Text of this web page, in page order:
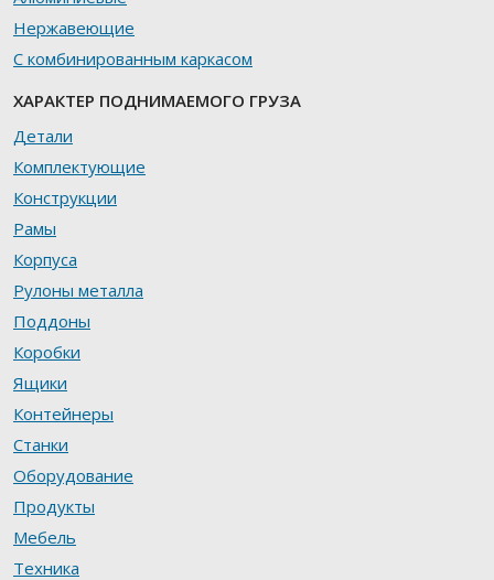
Нержавеющие
С комбинированным каркасом
ХАРАКТЕР ПОДНИМАЕМОГО ГРУЗА
Детали
Комплектующие
Конструкции
Рамы
Корпуса
Рулоны металла
Поддоны
Коробки
Ящики
Контейнеры
Станки
Оборудование
Продукты
Мебель
Техника